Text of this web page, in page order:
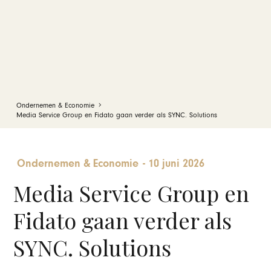
Ondernemen & Economie
Media Service Group en Fidato gaan verder als SYNC. Solutions
Ondernemen & Economie - 10 juni 2026
Media Service Group en
Fidato gaan verder als
SYNC. Solutions